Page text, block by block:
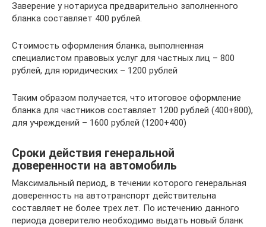
Заверение у нотариуса предварительно заполненного
бланка составляет 400 рублей.
Стоимость оформления бланка, выполненная
специалистом правовых услуг для частных лиц – 800
рублей, для юридических – 1200 рублей
Таким образом получается, что итоговое оформление
бланка для частников составляет 1200 рублей (400+800),
для учреждений – 1600 рублей (1200+400)
Сроки действия генеральной
доверенности на автомобиль
Максимальный период, в течении которого генеральная
доверенность на автотранспорт действительна
составляет не более трех лет. По истечению данного
периода доверителю необходимо выдать новый бланк